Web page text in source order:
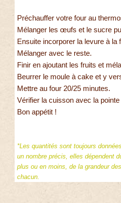
Préchauffer votre four au
Mélanger les œufs et le sucre
Ensuite incorporer la levure à la
Mélanger avec le reste.
Finir en ajoutant les fruits et
Beurrer le moule à cake et y
Mettre au four 20/25 minutes.
Vérifier la cuisson avec la pointe
Bon appétit !
*Les quantités sont toujours
un nombre précis, elles dépendent
plus ou en moins, de la grandeur
chacun.